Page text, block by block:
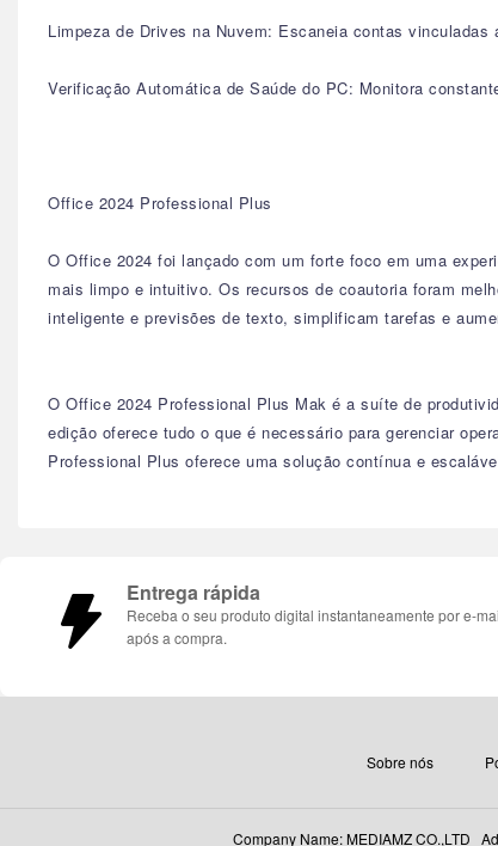
Limpeza de Drives na Nuvem: Escaneia contas
Verificação Automática de Saúde do PC: Monitora
Office 2024 Professional Plus
O Office 2024 foi lançado com um forte foco em uma
mais limpo e intuitivo. Os recursos de coautoria foram
inteligente e previsões de texto, simplificam tarefas e
O Office 2024 Professional Plus Mak é a suíte de
edição oferece tudo o que é necessário para gerenciar
Professional Plus oferece uma solução contínua e
Entrega rápida
Receba o seu produto digital instantaneamente por e-
após a compra.
Sobre nós
Company Name: MEDIAMZ CO.,LTD